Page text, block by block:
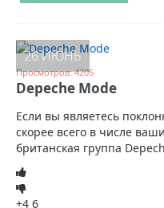
26 ИЮНЬ
Просмотров: 4205
Depeche Mode
Если вы являетесь
скорее всего в числе
британская группа
+4 6